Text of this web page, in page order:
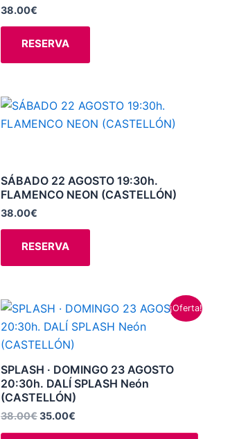
38.00€
RESERVA
se
elegir
la
página
SÁBADO 22 AGOSTO 19:30h.
FLAMENCO NEON (CASTELLÓN)
38.00€
RESERVA
Este
producto
variantes.
Las
se
elegir
la
página
¡Oferta!
SPLASH · DOMINGO 23 AGOSTO
20:30h. DALÍ SPLASH Neón
(CASTELLÓN)
38.00€
El
precio
original
era:
35.00€
El
actual